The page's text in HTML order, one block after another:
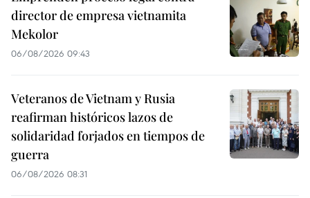
director de empresa vietnamita
Mekolor
06/08/2026 09:43
Veteranos de Vietnam y Rusia
reafirman históricos lazos de
solidaridad forjados en tiempos de
guerra
06/08/2026 08:31